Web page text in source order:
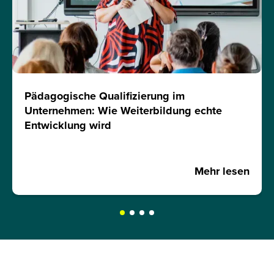
Pädagogische Qualifizierung im
Unternehmen: Wie Weiterbildung echte
Entwicklung wird
Mehr lesen